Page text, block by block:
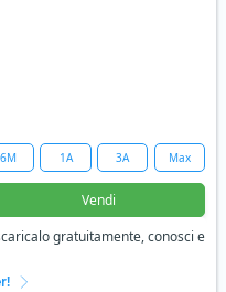
6M 1A 3A Max
Vendi
gratuitamente, conosci e